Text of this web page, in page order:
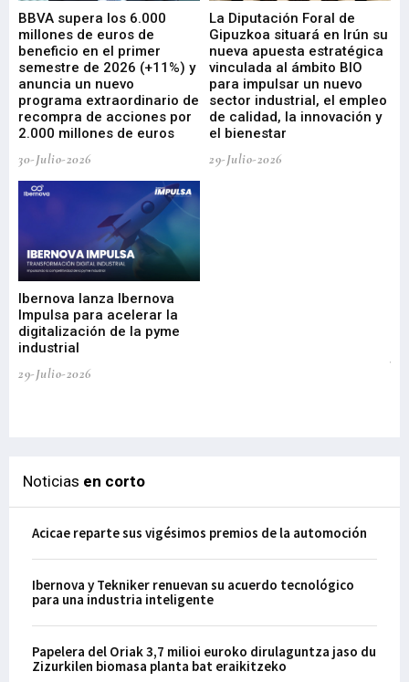
BBVA supera los 6.000
millones de euros de
beneficio en el primer
semestre de 2026 (+11%) y
anuncia un nuevo
programa extraordinario de
recompra de acciones por
2.000 millones de euros
30-Julio-2026
La Diputación Foral de
Gipuzkoa situará en Irún su
nueva apuesta estratégica
vinculada al ámbito BIO
para impulsar un nuevo
sector industrial, el empleo
de calidad, la innovación y
el bienestar
29-Julio-2026
Ibernova lanza Ibernova
Impulsa para acelerar la
digitalización de la pyme
industrial
29-Julio-2026
Noticias en corto
Acicae reparte sus vigésimos premios de la automoción
Ibernova y Tekniker renuevan su acuerdo tecnológico
para una industria inteligente
Papelera del Oriak 3,7 milioi euroko dirulaguntza jaso du
Zizurkilen biomasa planta bat eraikitzeko